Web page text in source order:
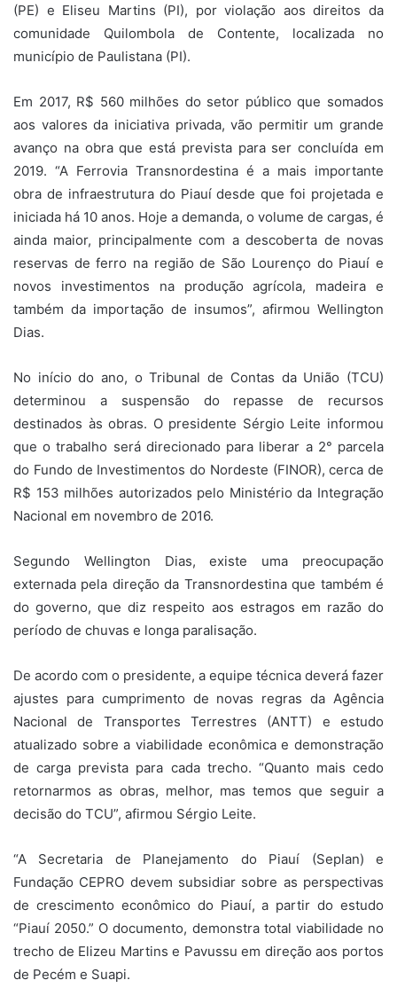
(PE) e Eliseu Martins (PI), por violação aos direitos da
comunidade Quilombola de Contente, localizada no
município de Paulistana (PI).
Em 2017, R$ 560 milhões do setor público que somados
aos valores da iniciativa privada, vão permitir um grande
avanço na obra que está prevista para ser concluída em
2019. “A Ferrovia Transnordestina é a mais importante
obra de infraestrutura do Piauí desde que foi projetada e
iniciada há 10 anos. Hoje a demanda, o volume de cargas, é
ainda maior, principalmente com a descoberta de novas
reservas de ferro na região de São Lourenço do Piauí e
novos investimentos na produção agrícola, madeira e
também da importação de insumos”, afirmou Wellington
Dias.
No início do ano, o Tribunal de Contas da União (TCU)
determinou a suspensão do repasse de recursos
destinados às obras. O presidente Sérgio Leite informou
que o trabalho será direcionado para liberar a 2° parcela
do Fundo de Investimentos do Nordeste (FINOR), cerca de
R$ 153 milhões autorizados pelo Ministério da Integração
Nacional em novembro de 2016.
Segundo Wellington Dias, existe uma preocupação
externada pela direção da Transnordestina que também é
do governo, que diz respeito aos estragos em razão do
período de chuvas e longa paralisação.
De acordo com o presidente, a equipe técnica deverá fazer
ajustes para cumprimento de novas regras da Agência
Nacional de Transportes Terrestres (ANTT) e estudo
atualizado sobre a viabilidade econômica e demonstração
de carga prevista para cada trecho. “Quanto mais cedo
retornarmos as obras, melhor, mas temos que seguir a
decisão do TCU”, afirmou Sérgio Leite.
“A Secretaria de Planejamento do Piauí (Seplan) e
Fundação CEPRO devem subsidiar sobre as perspectivas
de crescimento econômico do Piauí, a partir do estudo
“Piauí 2050.” O documento, demonstra total viabilidade no
trecho de Elizeu Martins e Pavussu em direção aos portos
de Pecém e Suapi.